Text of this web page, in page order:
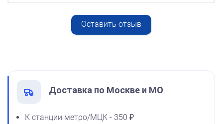
Заказать
Спиртовая краска NORIS
Оставить отзыв
Доставка по Москве и МО
К станции метро/МЦК - 350 ₽